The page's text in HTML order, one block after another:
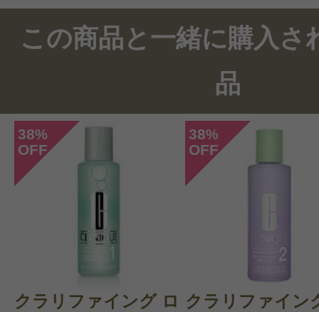
このコスメのレビューを書いて
CT 会員様は、マイページの「購
この商品と一緒に購入さ
品
38%
OFF
クラリファイング ロ
38%
OFF
クラリファイン